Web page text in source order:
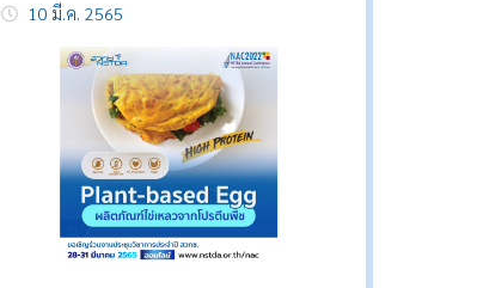
10 มี.ค. 2565